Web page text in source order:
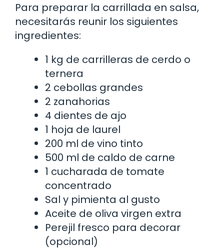
Para preparar la carrillada en salsa,
necesitarás reunir los siguientes
ingredientes:
1 kg de carrilleras de cerdo o
ternera
2 cebollas grandes
2 zanahorias
4 dientes de ajo
1 hoja de laurel
200 ml de vino tinto
500 ml de caldo de carne
1 cucharada de tomate
concentrado
Sal y pimienta al gusto
Aceite de oliva virgen extra
Perejil fresco para decorar
(opcional)